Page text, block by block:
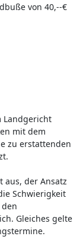
von 40,--€
Landgericht
mit dem
zu erstattenden
der Ansatz
Schwierigkeit
Gleiches gelte